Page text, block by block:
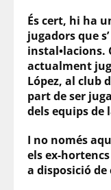
És cert, hi ha
jugadors que
instal•lacions.
actualment
López, al club
part de ser
dels equips de
I no només
els ex-
a disposició